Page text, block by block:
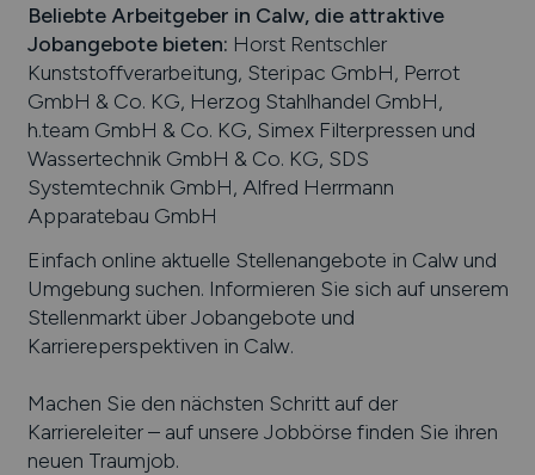
Beliebte Arbeitgeber in Calw, die attraktive
Jobangebote bieten: Horst Rentschler
Kunststoffverarbeitung, Steripac GmbH, Perrot
GmbH & Co. KG, Herzog Stahlhandel GmbH,
h.team GmbH & Co. KG, Simex Filterpressen und
Wassertechnik GmbH & Co. KG, SDS
Systemtechnik GmbH, Alfred Herrmann
Apparatebau GmbH
Einfach online aktuelle Stellenangebote in Calwund
Umgebung suchen. Informieren Sie sich auf unserem
Stellenmarkt über Jobangebote und
Karriereperspektiven in Calw.
Machen Sie den nächsten Schritt auf der
Karriereleiter – auf unsere Jobbörse finden Sie ihren
neuen Traumjob.